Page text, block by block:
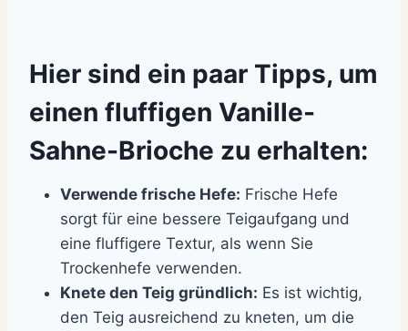
Hier sind ein paar Tipps, um
einen fluffigen Vanille-
Sahne-Brioche zu erhalten:
Verwende frische Hefe: Frische Hefe
sorgt für eine bessere Teigaufgang und
eine fluffigere Textur, als wenn Sie
Trockenhefe verwenden.
Knete den Teig gründlich: Es ist wichtig,
den Teig ausreichend zu kneten, um die